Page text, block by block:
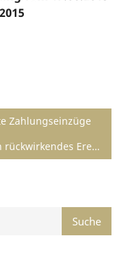
Zahlungseinzüge
Rückkauf von GmbH-Anteilen ist kein rückwirkendes Ereignis